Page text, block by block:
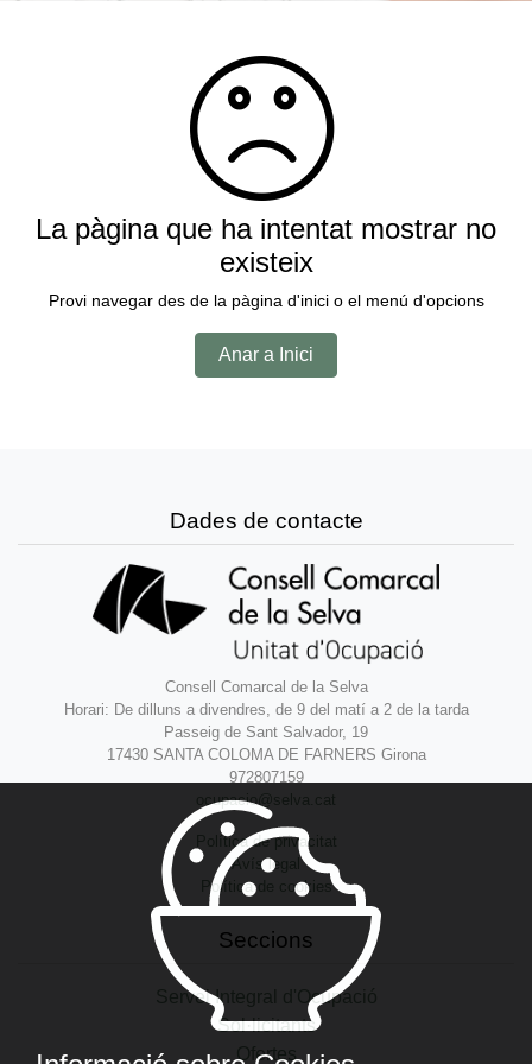
La pàgina que ha intentat mostrar no
existeix
Provi navegar des de la pàgina d'inici o el menú d'opcions
Anar a Inici
Dades de contacte
Consell Comarcal de la Selva
Horari: De dilluns a divendres, de 9 del matí a 2 de la tarda
Passeig de Sant Salvador, 19
17430 SANTA COLOMA DE FARNERS Girona
972807159
ocupacio@selva.cat
Política de privacitat
Avís legal
Política de cookies
Seccions
Servei Integral d'Ocupació
Sol·licitants
Ofertes